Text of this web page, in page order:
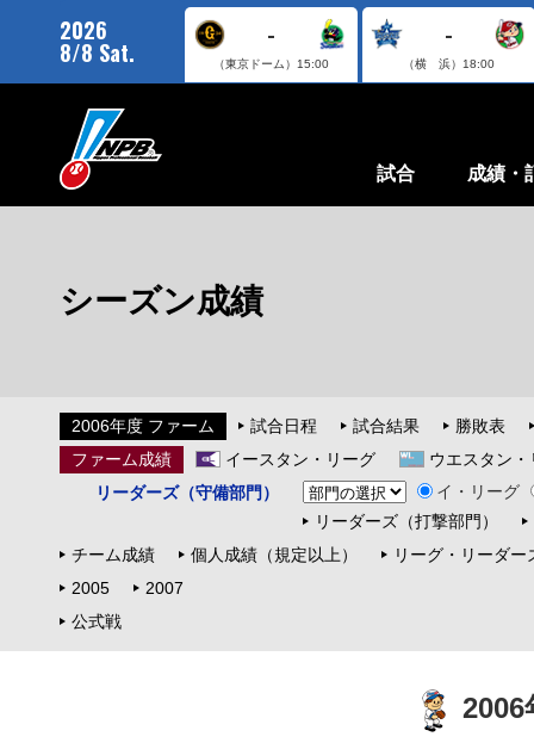
2026
8/8 Sat.
-
（東京ドーム） 15:00
-
（横 浜） 18:00
試合 成績・
シーズン成績
2006年度 ファーム 試合日程 試合結果
勝敗表
ファーム成績
イースタン・リーグ
ウエスタン・
リーダーズ（守備部門）
イ・リーグ
リーダーズ（打撃部門）
チーム成績
個人成績（規定以上）
リーグ・リーダー
2005
2007
公式戦